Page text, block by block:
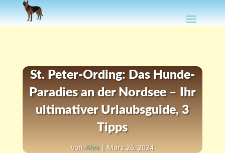
St. Peter-Ording: Das Hunde-
Paradies an der Nordsee – Ihr
ultimativer Urlaubsguide, 3
Tipps
vonAlex| März 26, 2024